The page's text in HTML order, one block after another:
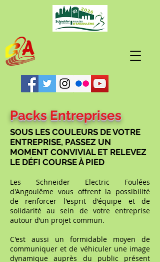
Packs Entreprises
SOUS LES COULEURS DE VOTRE
ENTREPRISE, PASSEZ UN
MOMENT CONVIVIAL ET RELEVEZ
LE DÉFI COURSE À PIED
Les Schneider Electric Foulées
d'Angoulême vous offrent la possibilité
de renforcer l'esprit d'équipe et de
solidarité au sein de votre entreprise
autour d’un projet commun.
C'est aussi un formidable moyen de
communiquer et de véhiculer une image
dynamique auprès du public présent